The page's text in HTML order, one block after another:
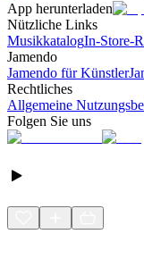
App herunterladen
Nützliche Links
MusikkatalogIn-Store-
Jamendo
Jamendo für Künstler
Rechtliches
Allgemeine
Folgen Sie uns